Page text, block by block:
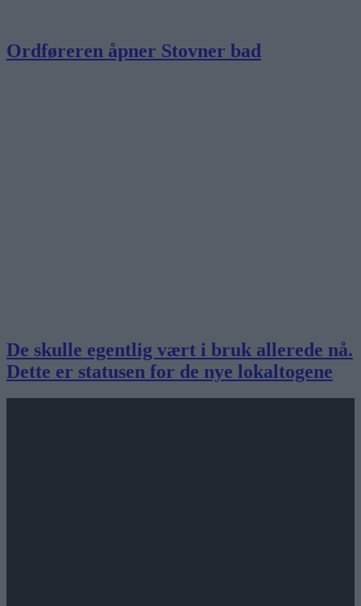
Ordføreren åpner Stovner bad
De skulle egentlig vært i bruk allerede nå.
Dette er statusen for de nye lokaltogene